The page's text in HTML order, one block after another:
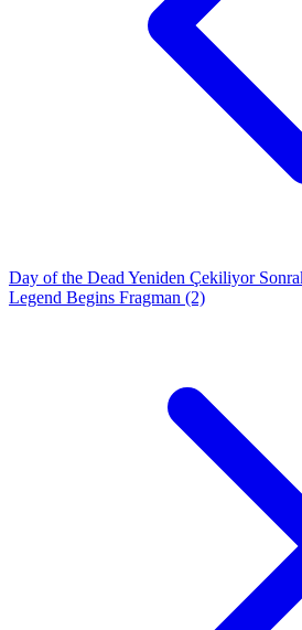
Day of the Dead Yeniden Çekiliyor
Legend Begins Fragman (2)